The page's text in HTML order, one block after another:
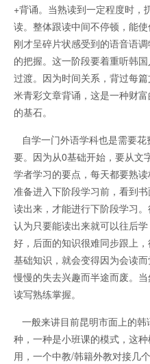
+背诵。当熟读到一定程度时，
读。整体跟读中间不停顿，能
刚才呈碎片状感受到的语音语
的把握。这一阶段要着重听韩
过渡。因为时间关系，背过每
米青彩文章背诵，这是一种财
的基石。
自学一门外语学科也是需要
要。因为从0基础开始，要从文
学者学习的要点，每天都要熟
准备进入下阶段学习前，看到
读出来，才能进行下阶段学习
认为只要能读出来就可以往后
好，后面的知识很难同步跟上
基础知识，就会变得因为会读
慢慢的失去兴趣而半途而废。
读写熟练掌握。
一般来讲目前昆明市面上的
种，一种是小班课的模式，这
用，一个中教/韩籍外教对接几